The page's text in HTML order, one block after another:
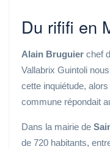
Du rififi en
Alain Bruguier chef
Vallabrix Guintoli
cette inquiétude,
commune répondait
Dans la mairie de
de 720 habitants,